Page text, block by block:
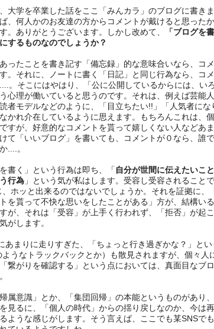
大学を卒業した話をここ「みんカラ」のブログに書き
、何人かのお友達の方からコメントが戴けると思った
。ありがとうございます。しかし改めて、
「ブログを
するものなのでしょうか？
ったことを書き記す「備忘録」的な意味合いなら、コ
。それに、ノートに書く「日記」と同じ行為なら、コ
。そこにはやはり、「公に公開しているからには、い
心理が働いていると思うのです。それは、例えば芸能
者モデルなどのように、「目立ちたい!!」「人気者にな
かれ介在しているように思えます。もちろんこれは、
すが、好意的なコメントを貰って嬉しくない人などあ
て「いいブログ」を書いても、コメントが０なら、誰
....。
を書く」という行為は即ち、「 自分が世間に伝えたいこ
行為 」という気が私はします。受容し受容されること
、ホッと出来るのではないでしょうか。それを証拠に、
を貰って不快な思いをしたことがある」方が、結構い
が、それは「受容」が上手く行われず、「拒否」が起
がします。
あまりに走りすぎた、「ちょっと行き過ぎかな？」と
ようなトラックバックとか）も散見されますが、個々人
繋がりを確認する」という点においては、真面目なブ
属意識」とか、「集団回帰」の本能というものがあり
見るに、「個人の時代」からの揺り戻しなのか、今は
ような感じがします。そう言えば、ここでも某SNSで